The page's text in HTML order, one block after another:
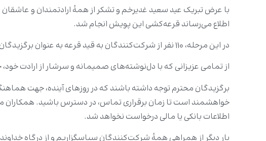
با عرض تبریک عید سعید غدیرخم و تشکر از همهٔ ارادتمندان و
اطلاع می‌رساند قرعه‌کشی این پویش انجام شد.
در این مرحله، ۱۱۰ نفر از شرکت‌کنندگان به قید قرعه به عنوان برگزیدگان پویش انتخاب شدند و اسامی آن‌ها در ادامه منتشر می‌شود.
از تمامی عزیزانی که با دل‌نوشته‌های صمیمانه و سرشار از ارادت
برگزیدگان محترم توجه داشته باشند که در روزهای آینده، جهت
خواهشمند است تا زمان برقراری تماس، در دسترس باشید.
اطلاعات بانکی یا مالی درخواست نخواهد شد.
بار دیگر از همراهی همۀ شرکت‌کنندگان سپاسگزاریم و از درگاه